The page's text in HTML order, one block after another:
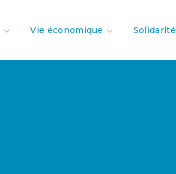
Vie économique Solidarité